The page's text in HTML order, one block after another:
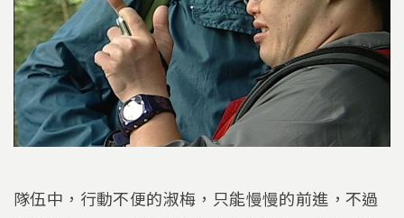
隊伍中，行動不便的淑梅，只能慢慢的前進，不過